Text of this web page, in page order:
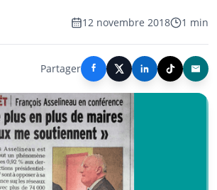
12 novembre 2018 1 min
Partager